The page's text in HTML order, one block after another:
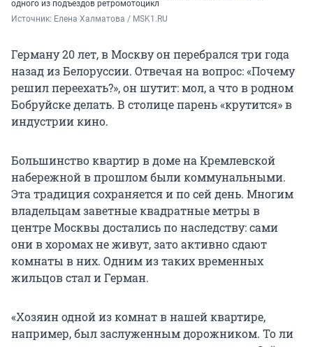
одного из подъездов ретромотоцикл
Источник: Елена Халматова / MSK1.RU
Герману 20 лет, в Москву он перебрался три года
назад из Белоруссии. Отвечая на вопрос: «Почему
решил переехать?», он шутит: мол, а что в родном
Бобруйске делать. В столице парень «крутится» в
индустрии кино.
Большинство квартир в доме на Кремлевской
набережной в прошлом были коммунальными.
Эта традиция сохраняется и по сей день. Многим
владельцам заветные квадратные метры в
центре Москвы достались по наследству: сами
они в хоромах не живут, зато активно сдают
комнаты в них. Одним из таких временных
жильцов стал и Герман.
«Хозяин одной из комнат в нашей квартире,
например, был заслуженным дорожником. То ли